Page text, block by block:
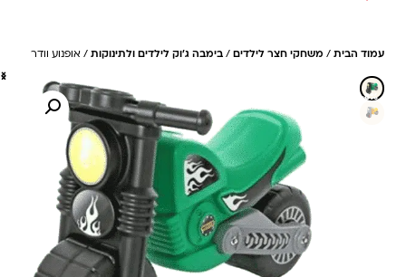
חיפוש באתר
עמוד הבית/משחקי חצר לילדים/בימבה ג'וק לילדים ולתינוקות/ אופנוע וודר
8%- חיסכון